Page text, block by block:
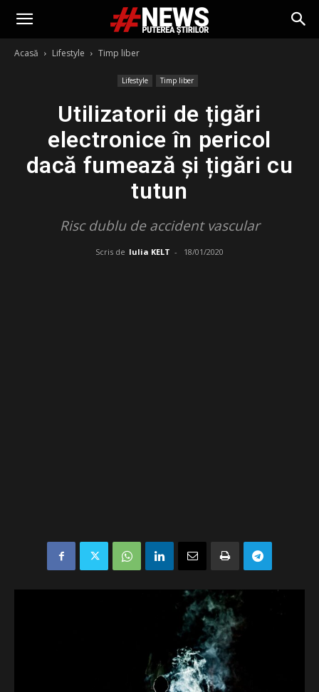
Acasă Lifestyle Timp liber
Lifestyle Timp liber
Utilizatorii de țigări
electronice în pericol
dacă fumează și țigări cu
tutun
Risc dublu de accident vascular
Scris de Iulia KELT - 18/01/2020